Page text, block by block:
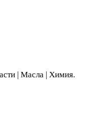
| Масла | Химия.